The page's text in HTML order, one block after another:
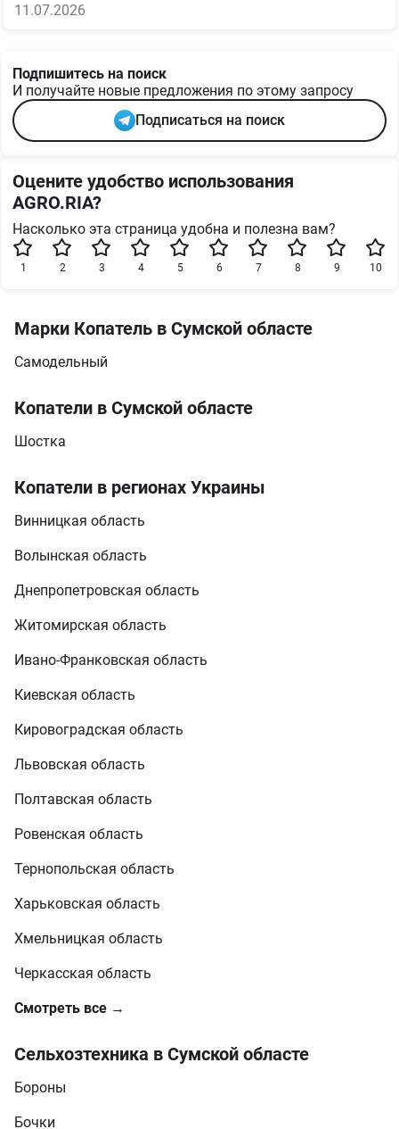
11.07.2026
Подпишитесь на поиск
И получайте новые предложения по этому запросу
Подписаться на поиск
Оцените удобство использования
AGRO.RIA?
Насколько эта страница удобна и полезна вам?
10
9
8
7
6
5
4
3
2
1
Марки Копатель в Сумской областе
Самодельный
Копатели в Сумской областе
Шостка
Копатели в регионах Украины
Винницкая область
Волынская область
Днепропетровская область
Житомирская область
Ивано-Франковская область
Киевская область
Кировоградская область
Львовская область
Полтавская область
Ровенская область
Тернопольская область
Харьковская область
Хмельницкая область
Черкасская область
Смотреть все →
Сельхозтехника в Сумской областе
Бороны
Бочки